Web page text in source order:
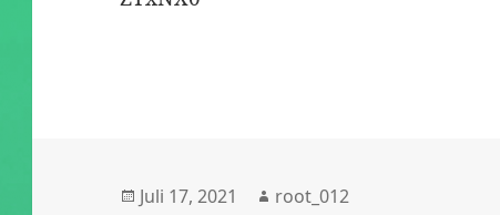
Veröffentlicht
Juli 17, 2021 Autor
root_012